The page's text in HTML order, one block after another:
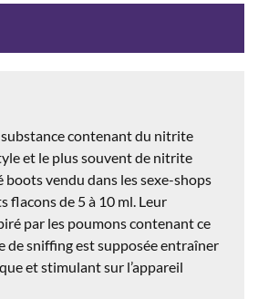
substance contenant du nitrite
et le plus souvent de nitrite
boots vendu dans les sexe-shops
flacons de 5 à 10 ml. Leur
par les poumons contenant ce
de sniffing est supposée entraîner
et stimulant sur l’appareil